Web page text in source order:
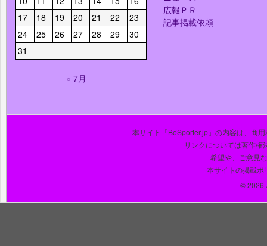
17
18 19 20 21 22
23
24
25 26 27 28 29
30
31
« 7月
広報ＰＲ
記事掲載依頼
本サイト「BeSporter.jp」の内容は、商
リンクについては著作権
希望や、ご意見
本サイトの掲載ポ
© 2026